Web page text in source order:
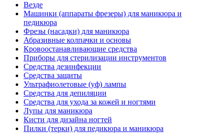
Везде
Машинки (аппараты фрезеры) для маникюра и
педикюра
Фрезы (насадки) для маникюра
Абразивные колпачки и основы
Кровоостанавливающие средства
Приборы для стерилизации инструментов
Средства дезинфекции
Средства защиты
Ультрафиолетовые (уф) лампы
Средства для депиляции
Средства для ухода за кожей и ногтями
Лупы для маникюра
Кисти для дизайна ногтей
Пилки (терки) для педикюра и маникюра